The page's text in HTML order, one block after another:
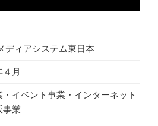
ディアシステム東日本
月
・イベント事業・インターネット
事業